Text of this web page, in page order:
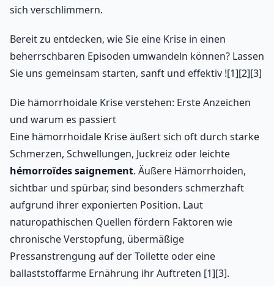
sich verschlimmern.
Bereit zu entdecken, wie Sie eine Krise in einen
beherrschbaren Episoden umwandeln können? Lassen
Sie uns gemeinsam starten, sanft und effektiv ![1][2][3]
Die hämorrhoidale Krise verstehen: Erste Anzeichen
und warum es passiert
Eine hämorrhoidale Krise äußert sich oft durch starke
Schmerzen, Schwellungen, Juckreiz oder leichte
hémorroïdes saignement. Äußere Hämorrhoiden,
sichtbar und spürbar, sind besonders schmerzhaft
aufgrund ihrer exponierten Position. Laut
naturopathischen Quellen fördern Faktoren wie
chronische Verstopfung, übermäßige
Pressanstrengung auf der Toilette oder eine
ballaststoffarme Ernährung ihr Auftreten [1][3].